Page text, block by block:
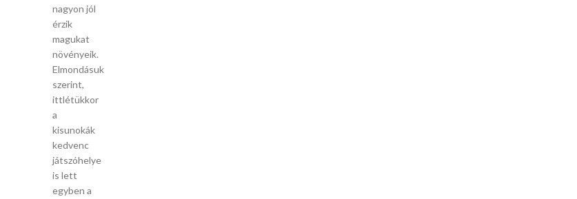
nagyon jól
érzik
magukat
növényeik.
Elmondásuk
szerint,
ittlétükkor
a
kisunokák
kedvenc
játszóhelye
is lett
egyben a